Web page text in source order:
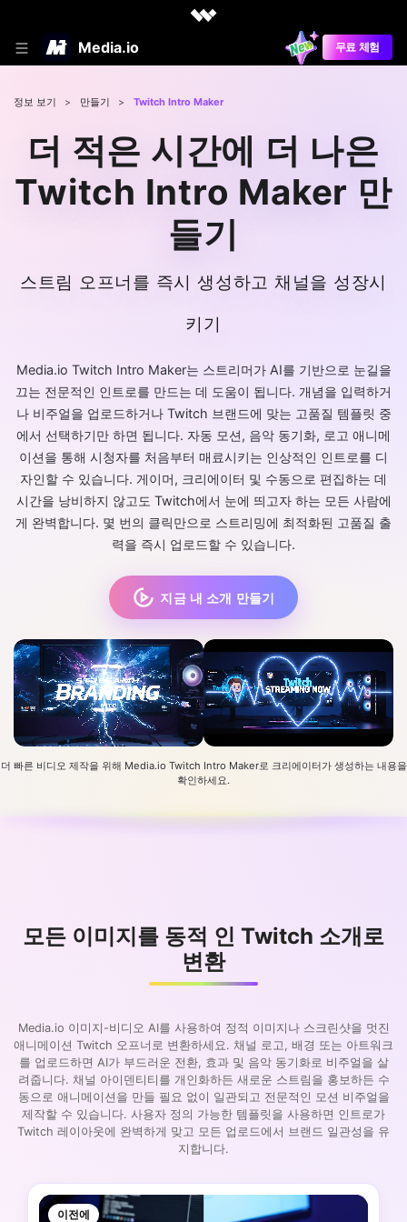
Media.io 무료 체험
정보 보기 > 만들기 > Twitch Intro Maker
더 적은 시간에 더 나은
Twitch Intro Maker 만
들기
스트림 오프너를 즉시 생성하고 채널을 성장시
키기
Media.io Twitch Intro Maker는 스트리머가 AI를 기반으로 눈길을
끄는 전문적인 인트로를 만드는 데 도움이 됩니다. 개념을 입력하거
나 비주얼을 업로드하거나 Twitch 브랜드에 맞는 고품질 템플릿 중
에서 선택하기만 하면 됩니다. 자동 모션, 음악 동기화, 로고 애니메
이션을 통해 시청자를 처음부터 매료시키는 인상적인 인트로를 디
자인할 수 있습니다. 게이머, 크리에이터 및 수동으로 편집하는 데
시간을 낭비하지 않고도 Twitch에서 눈에 띄고자 하는 모든 사람에
게 완벽합니다. 몇 번의 클릭만으로 스트리밍에 최적화된 고품질 출
력을 즉시 업로드할 수 있습니다.
지금 내 소개 만들기
더 빠른 비디오 제작을 위해 Media.io Twitch Intro Maker로 크리에이터가 생성하는 내용을
확인하세요.
모든 이미지를 동적 인 Twitch 소개로
변환
Media.io 이미지-비디오 AI를 사용하여 정적 이미지나 스크린샷을 멋진
애니메이션 Twitch 오프너로 변환하세요. 채널 로고, 배경 또는 아트워크
를 업로드하면 AI가 부드러운 전환, 효과 및 음악 동기화로 비주얼을 살
려줍니다. 채널 아이덴티티를 개인화하든 새로운 스트림을 홍보하든 수
동으로 애니메이션을 만들 필요 없이 일관되고 전문적인 모션 비주얼을
제작할 수 있습니다. 사용자 정의 가능한 템플릿을 사용하면 인트로가
Twitch 레이아웃에 완벽하게 맞고 모든 업로드에서 브랜드 일관성을 유
지합니다.
이전에